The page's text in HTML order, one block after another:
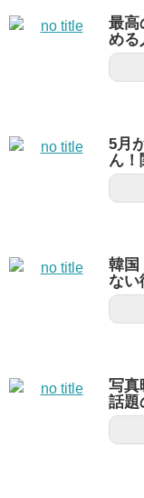
最高
める
5月
ん
韓国
ない
写真
話題